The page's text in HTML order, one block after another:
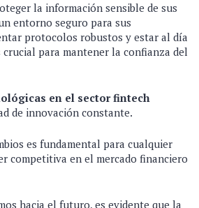
la información sensible de sus
entorno seguro para sus
protocolos robustos y estar al día
para mantener la confianza del
en el sector fintech
de innovación constante.
es fundamental para cualquier
competitiva en el mercado financiero
hacia el futuro, es evidente que la